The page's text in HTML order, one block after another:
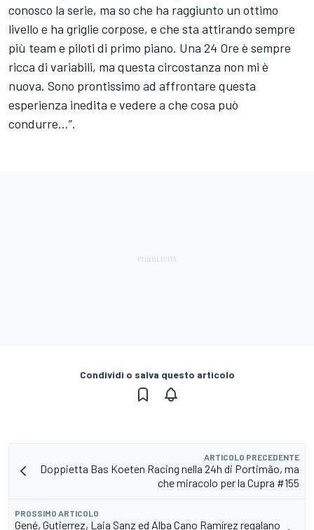
conosco la serie, ma so che ha raggiunto un ottimo
livello e ha griglie corpose, e che sta attirando sempre
più team e piloti di primo piano. Una 24 Ore è sempre
ricca di variabili, ma questa circostanza non mi è
nuova. Sono prontissimo ad affrontare questa
esperienza inedita e vedere a che cosa può
condurre…”.
Condividi o salva questo articolo
ARTICOLO PRECEDENTE
Doppietta Bas Koeten Racing nella 24h di Portimão, ma
che miracolo per la Cupra #155
PROSSIMO ARTICOLO
Gené, Gutierrez, Laia Sanz ed Alba Cano Ramírez regalano